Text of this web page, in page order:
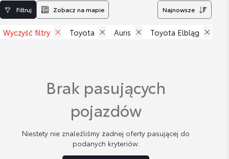
Filtruj Zobacz na mapie Najnowsze
Wyczyść filtry Toyota Auris Toyota Elbląg
Brak pasujących
pojazdów
Niestety nie znaleźliśmy żadnej oferty pasującej do
podanych kryteriów.